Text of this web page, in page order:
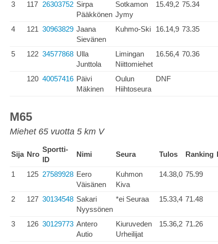
3 117 26303752 Sirpa
Pääkkönen
Sotkamon
Jymy
15.49,2 75.34
4 121 30963829 Jaana
Sievänen
Kuhmo-Ski 16.14,9 73.35
5 122 34577868 Ulla
Junttola
Limingan
Niittomiehet
16.56,4 70.36
120 40057416 Päivi
Mäkinen
Oulun
Hiihtoseura
DNF
M65
Miehet 65 vuotta 5 km V
Sija Nro
Sportti-
ID
Nimi Seura Tulos Ranking
1 125 27589928 Eero
Väisänen
Kuhmon
Kiva
14.38,0 75.99
2 127 30134548 Sakari
Nyyssönen
*ei Seuraa 15.33,4 71.48
3 126 30129773 Antero
Autio
Kiuruveden
Urheilijat
15.36,2 71.26